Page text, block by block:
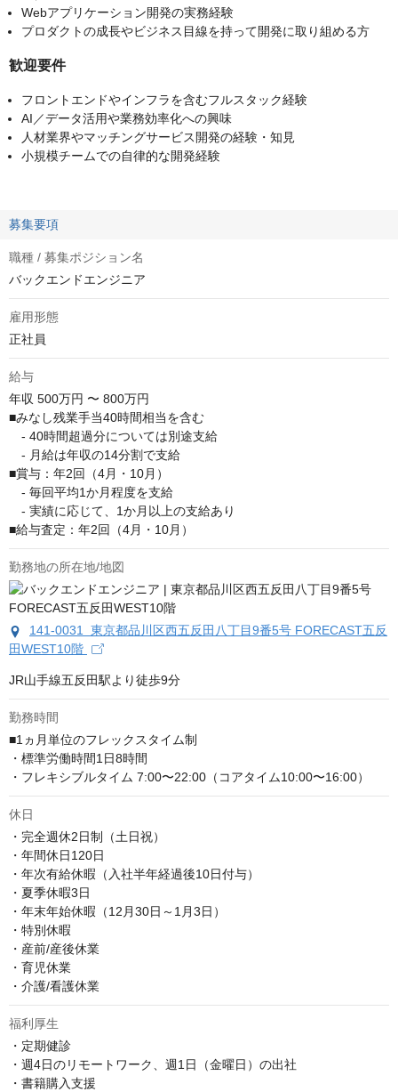
Webアプリケーション開発の実務経験
プロダクトの成長やビジネス目線を持って開発に取り組める方
歓迎要件
フロントエンドやインフラを含むフルスタック経験
AI／データ活用や業務効率化への興味
人材業界やマッチングサービス開発の経験・知見
小規模チームでの自律的な開発経験
募集要項
職種 / 募集ポジション名
バックエンドエンジニア
雇用形態
正社員
給与
年収 500万円 〜 800万円
■みなし残業手当40時間相当を含む
- 40時間超過分については別途支給
- 月給は年収の14分割で支給
■賞与：年2回（4月・10月）
- 毎回平均1か月程度を支給
- 実績に応じて、1か月以上の支給あり
■給与査定：年2回（4月・10月）
勤務地の所在地/地図
141-0031 東京都品川区西五反田八丁目9番5号 FORECAST五反
田WEST10階
JR山手線五反田駅より徒歩9分
勤務時間
■1ヵ月単位のフレックスタイム制
・標準労働時間1⽇8時間
・フレキシブルタイム 7:00〜22:00（コアタイム10:00〜16:00）
休日
・完全週休2日制（土日祝）
・年間休日120日
・年次有給休暇（入社半年経過後10日付与）
・夏季休暇3⽇
・年末年始休暇（12⽉30⽇～1⽉3⽇）
・特別休暇
・産前/産後休業
・育児休業
・介護/看護休業
福利厚生
・定期健診
・週4日のリモートワーク、週1日（金曜日）の出社
・書籍購入支援